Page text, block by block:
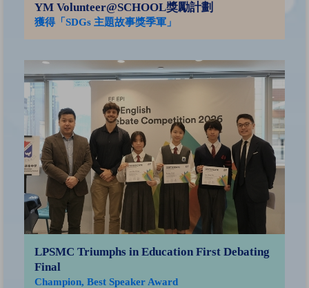
YM Volunteer@SCHOOL獎勵計劃
獲得「SDGs 主題故事獎季軍」
LPSMC Triumphs in Education First Debating
Final
Champion, Best Speaker Award